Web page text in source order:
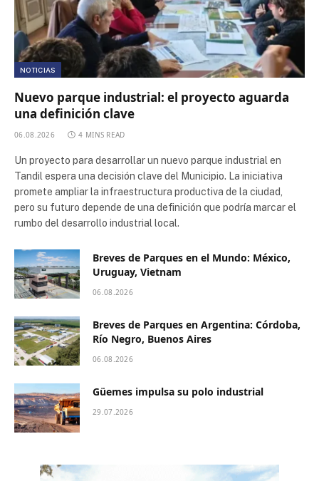
NOTICIAS
Nuevo parque industrial: el proyecto aguarda
una definición clave
06.08.2026 4 MINS READ
Un proyecto para desarrollar un nuevo parque industrial en
Tandil espera una decisión clave del Municipio. La iniciativa
promete ampliar la infraestructura productiva de la ciudad,
pero su futuro depende de una definición que podría marcar el
rumbo del desarrollo industrial local.
Breves de Parques en el Mundo: México,
Uruguay, Vietnam
06.08.2026
Breves de Parques en Argentina: Córdoba,
Río Negro, Buenos Aires
06.08.2026
Güemes impulsa su polo industrial
29.07.2026